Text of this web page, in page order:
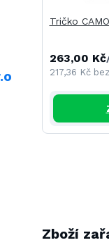
Tričko
263,00 Kč
217,36 Kč
Zboží